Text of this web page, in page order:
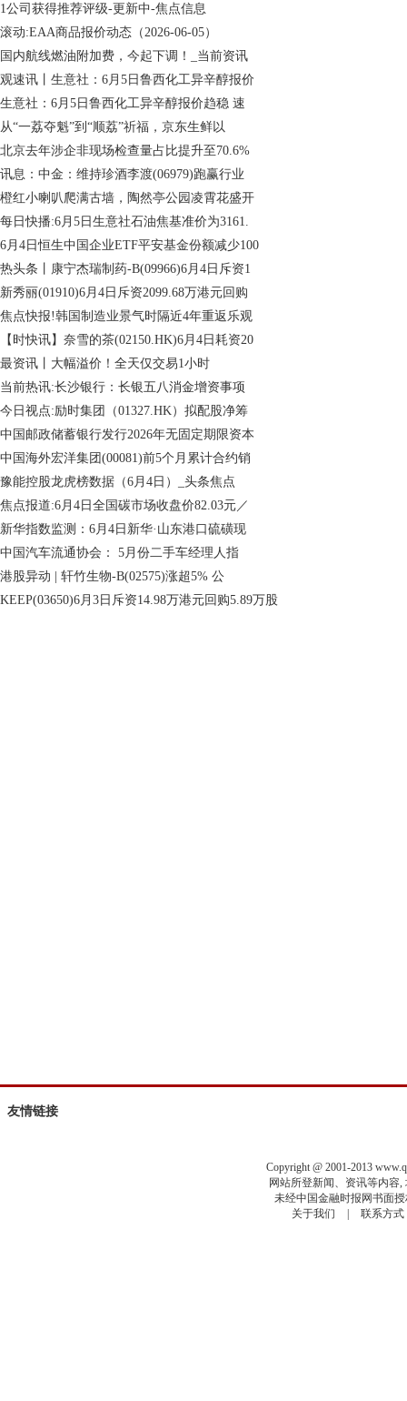
1公司获得推荐评级-更新中-焦点信息
滚动:EAA商品报价动态（2026-06-05）
国内航线燃油附加费，今起下调！_当前资讯
观速讯丨生意社：6月5日鲁西化工异辛醇报价
生意社：6月5日鲁西化工异辛醇报价趋稳 速
从“一荔夺魁”到“顺荔”祈福，京东生鲜以
北京去年涉企非现场检查量占比提升至70.6%
讯息：中金：维持珍酒李渡(06979)跑赢行业
橙红小喇叭爬满古墙，陶然亭公园凌霄花盛开
每日快播:6月5日生意社石油焦基准价为3161.
6月4日恒生中国企业ETF平安基金份额减少100
热头条丨康宁杰瑞制药-B(09966)6月4日斥资1
新秀丽(01910)6月4日斥资2099.68万港元回购
焦点快报!韩国制造业景气时隔近4年重返乐观
【时快讯】奈雪的茶(02150.HK)6月4日耗资20
最资讯丨大幅溢价！全天仅交易1小时
当前热讯:长沙银行：长银五八消金增资事项
今日视点:励时集团（01327.HK）拟配股净筹
中国邮政储蓄银行发行2026年无固定期限资本
中国海外宏洋集团(00081)前5个月累计合约销
豫能控股龙虎榜数据（6月4日）_头条焦点
焦点报道:6月4日全国碳市场收盘价82.03元／
新华指数监测：6月4日新华·山东港口硫磺现
中国汽车流通协会： 5月份二手车经理人指
港股异动 | 轩竹生物-B(02575)涨超5% 公
KEEP(03650)6月3日斥资14.98万港元回购5.89万股
友情链接
Copyright @ 2001-2013
网站所登新闻、资讯等内容,
未经中国金融时报网书面授
关于我们
联系方式